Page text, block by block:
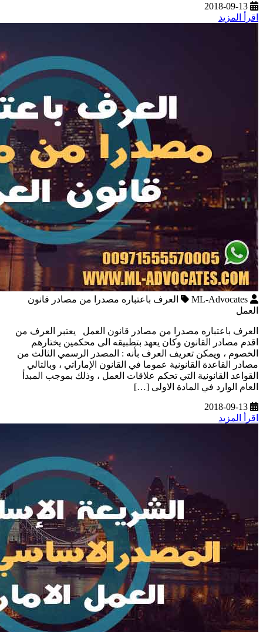
2018-09-13
اقرأ المزيد
ML-Advocates
العرف باعتباره مصدرا من مصادر قانون
العمل
العرف باعتباره مصدرا من مصادر قانون العمل يعتبر العرف من
اقدم مصادر القانون وكان يعهد بتطبيقه الى محكمين يختارهم
الخصوم ، ويمكن تعريف العرف بأنه : المصدر الرسمي الثالث من
مصادر القاعدة القانونية عموما في القانون الإماراتي ، وبالتالي
القواعد القانونية التي تحكم علاقات العمل ، وذلك بموجب المبدأ
العام الوارد في المادة الاولى […]
2018-09-13
اقرأ المزيد